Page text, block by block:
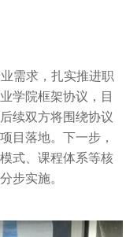
需求，扎实推进职
学院框架协议，目
续双方将围绕协议
目落地。下一步，
式、课程体系等核
步实施。